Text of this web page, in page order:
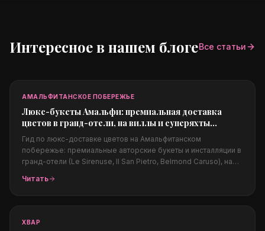
Интересное в нашем блогеВсе статьи
АМАЛЬФИТАНСКОЕ ПОБЕРЕЖЬЕ
Люкс-букеты Амальфи: премиальная доставка
цветов в гранд-отели, на виллы и суперяхты
побережья
Гид по люкс-доставке цветов на Амальфитанском
побережье: премиальные авторские букеты и инсталляции в
гранд-отели (Le Sirenuse, Il San Pietro, Belmond Caruso), на
композиции, как заказать из-за границы, цены в евро,
Читать
ХВАР